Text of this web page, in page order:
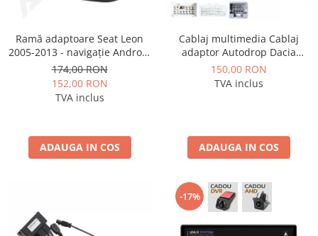
Rame adaptoare Mazda
Rame adaptoare Kia
Rame adaptoare Nissan
Rame adaptoare Hyundai
Ramă adaptoare Seat Leon
2005-2013 - navigație Android
9″, montaj dedicat
174,00 RON
152,00 RON
TVA inclus
ADAUGA IN COS
Cablaj multimedia Cablaj
adaptor Autodrop Dacia
Logan / Sandero pentru
Navigatii multimedia Android
150,00 RON
TVA inclus
ADAUGA IN COS
-17%